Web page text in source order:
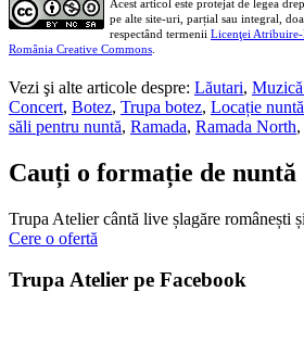
Acest articol este protejat de legea
pe alte site-uri, parțial sau integral,
respectând termenii Licenţei
România Creative Commons
Vezi şi alte articole despre: Lăutari,
Concert, Botez, Trupa botez, Locație
săli pentru nuntă, Ramada, Ramada North,
Cauți o formație de nuntă
Trupa Atelier cântă live șlagăre românești
Cere o ofertă
Trupa Atelier pe Facebook